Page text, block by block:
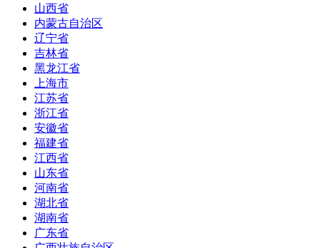
山西省
内蒙古自治区
辽宁省
吉林省
黑龙江省
上海市
江苏省
浙江省
安徽省
福建省
江西省
山东省
河南省
湖北省
湖南省
广东省